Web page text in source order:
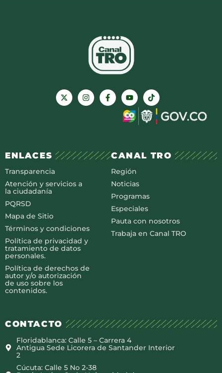
ENLACES
Transparencia
Atención y servicios a
la ciudadanía
PQRSD
Mapa de Sitio
Términos y condiciones
Política de privacidad y
tratamiento de datos
personales.
Política de derechos de
autor y/o autorización
de uso sobre los
contenidos.
CANAL TRO
Región
Noticias
Programas
Especiales
Pauta con nosotros
Trabaja en Canal TRO
CONTACTO
Floridablanca: Calle 5 – Carrera 4
Antigua Sede Licorera de Santander Interior
2
Cúcuta: Calle 5 No 2-38